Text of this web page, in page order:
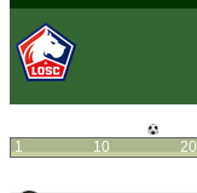
1 10 20